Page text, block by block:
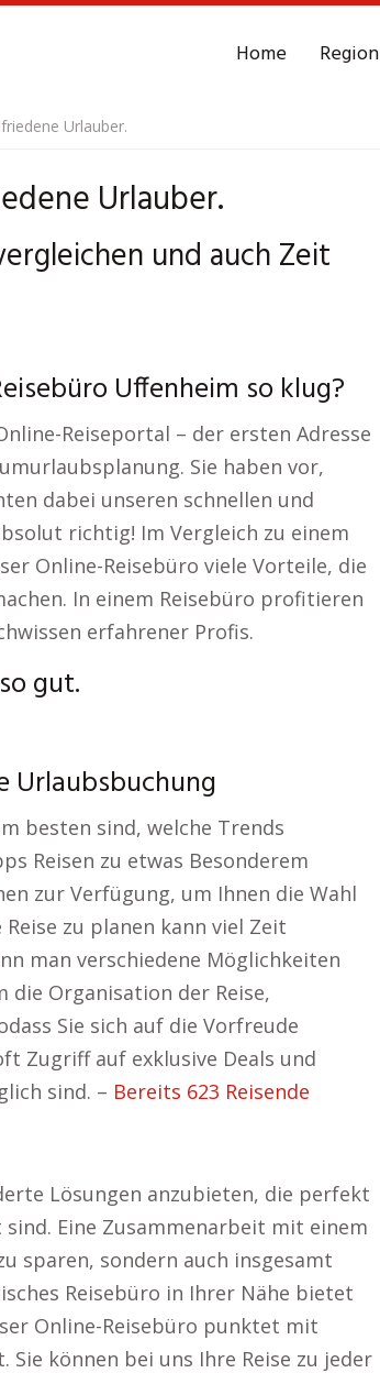
Home Region
Urlauber.
Urlauber.
und auch Zeit
Uffenheim so klug?
Reiseportal – der ersten Adresse
Sie haben vor,
dabei unseren schnellen und
richtig! Im Vergleich zu einem
Online-Reisebüro viele Vorteile, die
In einem Reisebüro profitieren
erfahrener Profis.
gut.
Urlaubsbuchung
besten sind, welche Trends
Reisen zu etwas Besonderem
zur Verfügung, um Ihnen die Wahl
zu planen kann viel Zeit
man verschiedene Möglichkeiten
die Organisation der Reise,
Sie sich auf die Vorfreude
Zugriff auf exklusive Deals und
sind. – Bereits 623 Reisende
Lösungen anzubieten, die perfekt
Eine Zusammenarbeit mit einem
sparen, sondern auch insgesamt
Reisebüro in Ihrer Nähe bietet
Online-Reisebüro punktet mit
können bei uns Ihre Reise zu jeder